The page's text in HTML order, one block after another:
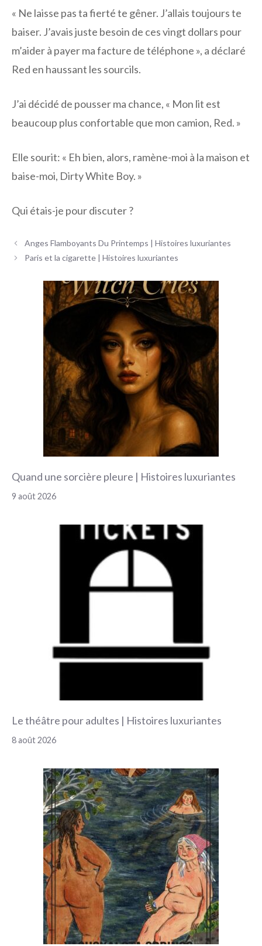
« Ne laisse pas ta fierté te gêner. J’allais toujours te
baiser. J’avais juste besoin de ces vingt dollars pour
m’aider à payer ma facture de téléphone », a déclaré
Red en haussant les sourcils.
J’ai décidé de pousser ma chance, « Mon lit est
beaucoup plus confortable que mon camion, Red. »
Elle sourit: « Eh bien, alors, ramène-moi à la maison et
baise-moi, Dirty White Boy. »
Qui étais-je pour discuter ?
Navigation
des
Anges Flamboyants Du Printemps | Histoires luxuriantes
Paris et la cigarette | Histoires luxuriantes
Quand une sorcière pleure | Histoires luxuriantes
9 août 2026
Le théâtre pour adultes | Histoires luxuriantes
8 août 2026